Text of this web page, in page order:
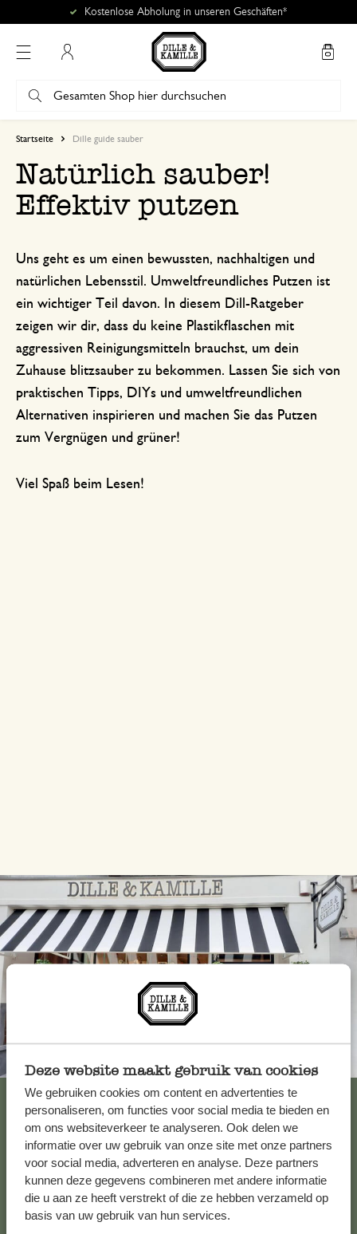
Deze website maakt gebruik van cookies
We gebruiken cookies om content en advertenties te
personaliseren, om functies voor social media te bieden en
om ons websiteverkeer te analyseren. Ook delen we
informatie over uw gebruik van onze site met onze partners
voor social media, adverteren en analyse. Deze partners
kunnen deze gegevens combineren met andere informatie
die u aan ze heeft verstrekt of die ze hebben verzameld op
basis van uw gebruik van hun services.
Kostenlose Abholung in unseren Geschäften*
Startseite Dille guide sauber
Natürlich sauber!
Effektiv putzen
Uns geht es um einen bewussten, nachhaltigen und
natürlichen Lebensstil. Umweltfreundliches Putzen ist
ein wichtiger Teil davon. In diesem Dill-Ratgeber
zeigen wir dir, dass du keine Plastikflaschen mit
aggressiven Reinigungsmitteln brauchst, um dein
Zuhause blitzsauber zu bekommen. Lassen Sie sich von
praktischen Tipps, DIYs und umweltfreundlichen
Alternativen inspirieren und machen Sie das Putzen
zum Vergnügen und grüner!
Viel Spaß beim Lesen!
Immer in der Nähe
Alle 62 Geschäfte anzeigen
Kundenservice/Hilfe
Falls Sie Fragen haben oder Tipps und Hilfe brauchen, wenden
Sie sich bitte an unseren Kundenservice. Oder lesen Sie hier